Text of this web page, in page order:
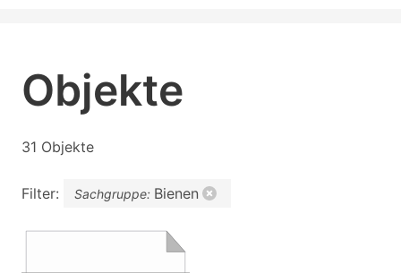
Objekte
31 Objekte
Filter: Sachgruppe: Bienen